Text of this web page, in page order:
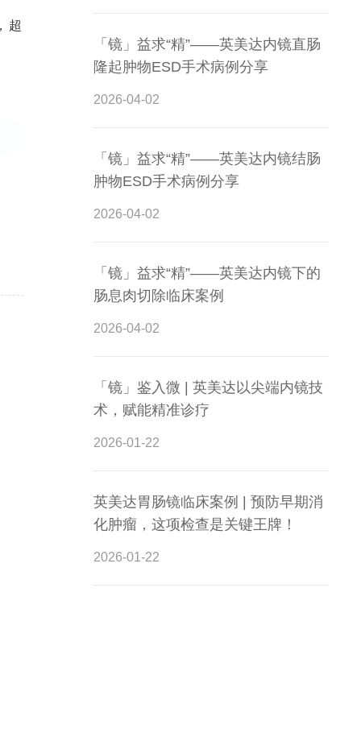
超
「镜」益求“精”——英美达内镜直肠
隆起肿物ESD手术病例分享
2026-04-02
「镜」益求“精”——英美达内镜结肠
肿物ESD手术病例分享
2026-04-02
「镜」益求“精”——英美达内镜下的
肠息肉切除临床案例
2026-04-02
「镜」鉴入微 | 英美达以尖端内镜技
术，赋能精准诊疗
2026-01-22
英美达胃肠镜临床案例 | 预防早期消
化肿瘤，这项检查是关键王牌！
2026-01-22